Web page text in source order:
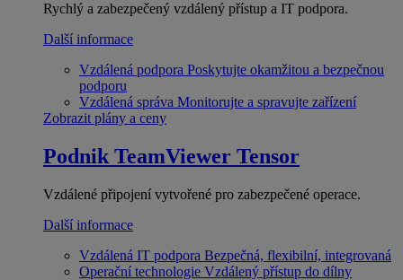
Rychlý a zabezpečený vzdálený přístup a IT podpora.
Další informace
Vzdálená podpora Poskytujte okamžitou a bezpečnou
podporu
Vzdálená správa Monitorujte a spravujte zařízení
Zobrazit plány a ceny
Podnik TeamViewer Tensor
Vzdálené připojení vytvořené pro zabezpečené operace.
Další informace
Vzdálená IT podpora Bezpečná, flexibilní, integrovaná
Operační technologie Vzdálený přístup do dílny